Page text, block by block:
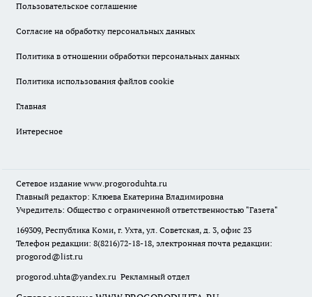
Пользовательское соглашение
Согласие на обработку персональных данных
Политика в отношении обработки персональных данных
Политика использования файлов cookie
Главная
Интересное
Сетевое издание www.progoroduhta.ru
Главный редактор: Клюева Екатерина Владимировна
Учредитель: Общество с ограниченной ответственностью "Газета"
169309, Республика Коми, г. Ухта, ул. Советская, д. 3, офис 23
Телефон редакции: 8(8216)72-18-18, электронная почта редакции:
progorod@list.ru
progorod.uhta@yandex.ru Рекламный отдел